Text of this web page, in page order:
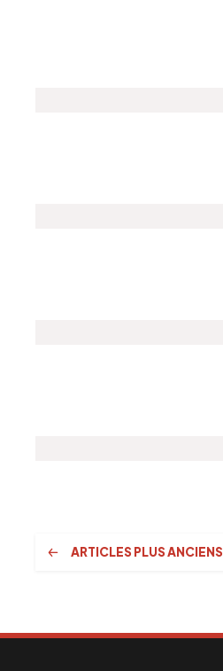
Navigation
ARTICLES PLUS ANCIENS